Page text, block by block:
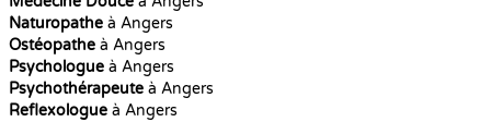
Naturopathe à Angers
Ostéopathe à Angers
Psychologue à Angers
Psychothérapeute à Angers
Reflexologue à Angers